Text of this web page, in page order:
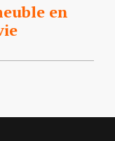
en